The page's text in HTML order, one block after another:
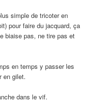
simple de tricoter en
pour faire du jacquard, ça
biaise pas, ne tire pas et
en temps y passer les
en gilet.
dans le vif.